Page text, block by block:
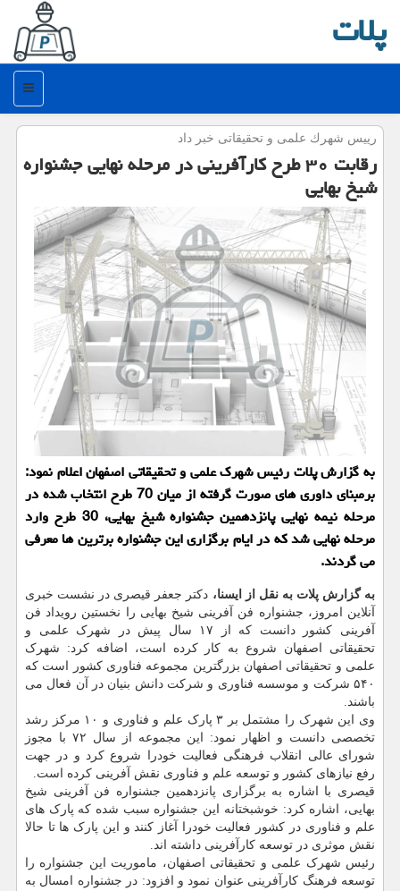
پلات
منو
رییس شهرك علمی و تحقیقاتی خبر داد
رقابت ۳۰ طرح كارآفرینی در مرحله نهایی جشنواره
شیخ بهایی
به گزارش پلات رئیس شهرك علمی و تحقیقاتی اصفهان اعلام نمود:
برمبنای داوری های صورت گرفته از میان 70 طرح انتخاب شده در
مرحله نیمه نهایی پانزدهمین جشنواره شیخ بهایی، 30 طرح وارد
مرحله نهایی شد كه در ایام برگزاری این جشنواره برترین ها معرفی
می گردند.
به گزارش پلات به نقل از ایسنا، دکتر جعفر قیصری در نشست خبری
آنلاین امروز، جشنواره فن آفرینی شیخ بهایی را نخستین رویداد فن
آفرینی کشور دانست که از ۱۷ سال پیش در شهرک علمی و
تحقیقاتی اصفهان شروع به کار کرده است، اضافه کرد: شهرک
علمی و تحقیقاتی اصفهان بزرگترین مجموعه فناوری کشور است که
۵۴۰ شرکت و موسسه فناوری و شرکت دانش بنیان در آن فعال می
باشند.
وی این شهرک را مشتمل بر ۳ پارک علم و فناوری و ۱۰ مرکز رشد
تخصصی دانست و اظهار نمود: این مجموعه از سال ۷۲ با مجوز
شورای عالی انقلاب فرهنگی فعالیت خودرا شروع کرد و در جهت
رفع نیازهای کشور و توسعه علم و فناوری نقش آفرینی کرده است.
قیصری با اشاره به برگزاری پانزدهمین جشنواره فن آفرینی شیخ
بهایی، اشاره کرد: خوشبختانه این جشنواره سبب شده که پارک های
علم و فناوری در کشور فعالیت خودرا آغاز کنند و این پارک ها تا حالا
نقش موثری در توسعه کارآفرینی داشته اند.
رئیس شهرک علمی و تحقیقاتی اصفهان، ماموریت این جشنواره را
توسعه فرهنگ کارآفرینی عنوان نمود و افزود: در جشنواره امسال به